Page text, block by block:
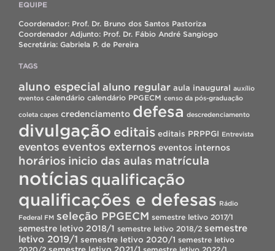
EQUIPE
Coordenador: Prof. Dr. Bruno dos Santos Pastoriza
Coordenador Adjunto: Prof. Dr. Fábio André Sangiogo
Secretária: Gabriela P. de Pereira
TAGS
aluno especial aluno regular aula inaugural auxílio
eventos calendário calendário PPGECM censo da pós-graduação
coleta capes credenciamento defesa descredenciamento
divulgação editais editais PRPPGI Entrevista
eventos eventos externos eventos internos
horários inicio das aulas matrícula
notícias qualificação
qualificações e defesas Rádio
Federal FM seleção PPGECM semestre letivo 2017/1
semestre letivo 2018/1 semestre letivo 2018/2 semestre
letivo 2019/1 semestre letivo 2020/1 semestre letivo